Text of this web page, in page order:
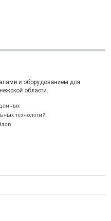
и оборудованием для
области.
технологий